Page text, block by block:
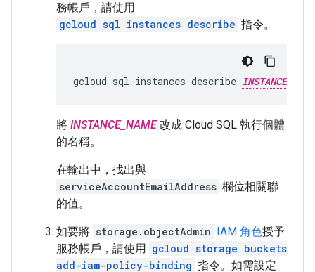
務帳戶，請使用
gcloud sql instances describe 指令。
gcloud sql instances describe INSTANCE_NAME
將 INSTANCE_NAME改成 Cloud SQL 執行個體
的名稱。
在輸出中，找出與
serviceAccountEmailAddress 欄位相關聯
的值。
如要將 storage.objectAdmin IAM 角色授予
服務帳戶，請使用 gcloud storage buckets
add-iam-policy-binding 指令。如需設定